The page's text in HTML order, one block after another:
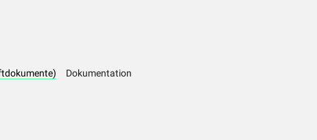
Dokumentation